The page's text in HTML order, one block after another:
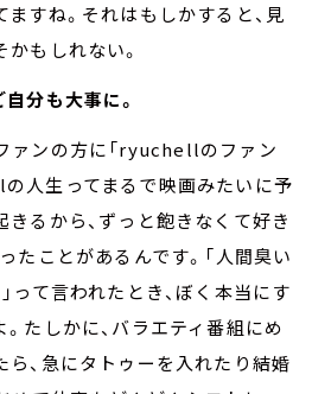
すね。それはもしかすると、見
もしれない。
分も大事に。
ァンの方に「ryuchellのファン
人生ってまるで映画みたいに予
るから、ずっと飽きなくて好き
たことがあるんです。「人間臭い
って言われたとき、ぼく本当にす
たしかに、バラエティ番組にめ
、急にタトゥーを入れたり結婚